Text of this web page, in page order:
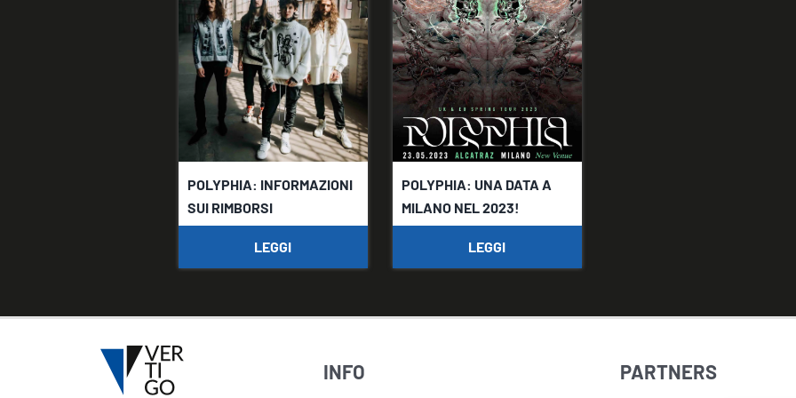
POLYPHIA: INFORMAZIONI
SUI RIMBORSI
LEGGI
POLYPHIA: UNA DATA A
MILANO NEL 2023!
LEGGI
INFO PARTNERS